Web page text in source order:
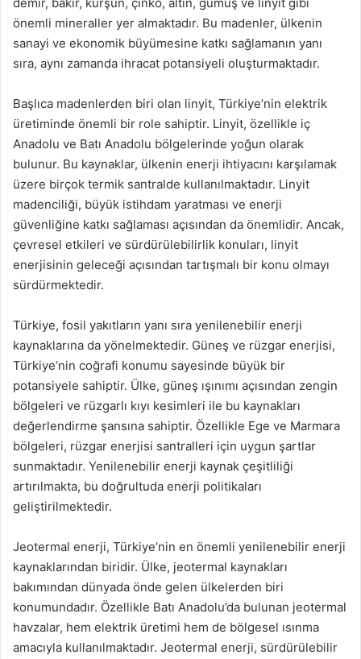
önemli mineraller yer almaktadır. Bu madenler, ülkenin
sanayi ve ekonomik büyümesine katkı sağlamanın yanı
sıra, aynı zamanda ihracat potansiyeli oluşturmaktadır.
Başlıca madenlerden biri olan linyit, Türkiye’nin elektrik
üretiminde önemli bir role sahiptir. Linyit, özellikle iç
Anadolu ve Batı Anadolu bölgelerinde yoğun olarak
bulunur. Bu kaynaklar, ülkenin enerji ihtiyacını karşılamak
üzere birçok termik santralde kullanılmaktadır. Linyit
madenciliği, büyük istihdam yaratması ve enerji
güvenliğine katkı sağlaması açısından da önemlidir. Ancak,
çevresel etkileri ve sürdürülebilirlik konuları, linyit
enerjisinin geleceği açısından tartışmalı bir konu olmayı
sürdürmektedir.
Türkiye, fosil yakıtların yanı sıra yenilenebilir enerji
kaynaklarına da yönelmektedir. Güneş ve rüzgar enerjisi,
Türkiye’nin coğrafi konumu sayesinde büyük bir
potansiyele sahiptir. Ülke, güneş ışınımı açısından zengin
bölgeleri ve rüzgarlı kıyı kesimleri ile bu kaynakları
değerlendirme şansına sahiptir. Özellikle Ege ve Marmara
bölgeleri, rüzgar enerjisi santralleri için uygun şartlar
sunmaktadır. Yenilenebilir enerji kaynak çeşitliliği
artırılmakta, bu doğrultuda enerji politikaları
geliştirilmektedir.
Jeotermal enerji, Türkiye’nin en önemli yenilenebilir enerji
kaynaklarından biridir. Ülke, jeotermal kaynakları
bakımından dünyada önde gelen ülkelerden biri
konumundadır. Özellikle Batı Anadolu’da bulunan jeotermal
havzalar, hem elektrik üretimi hem de bölgesel ısınma
amacıyla kullanılmaktadır. Jeotermal enerji, sürdürülebilir